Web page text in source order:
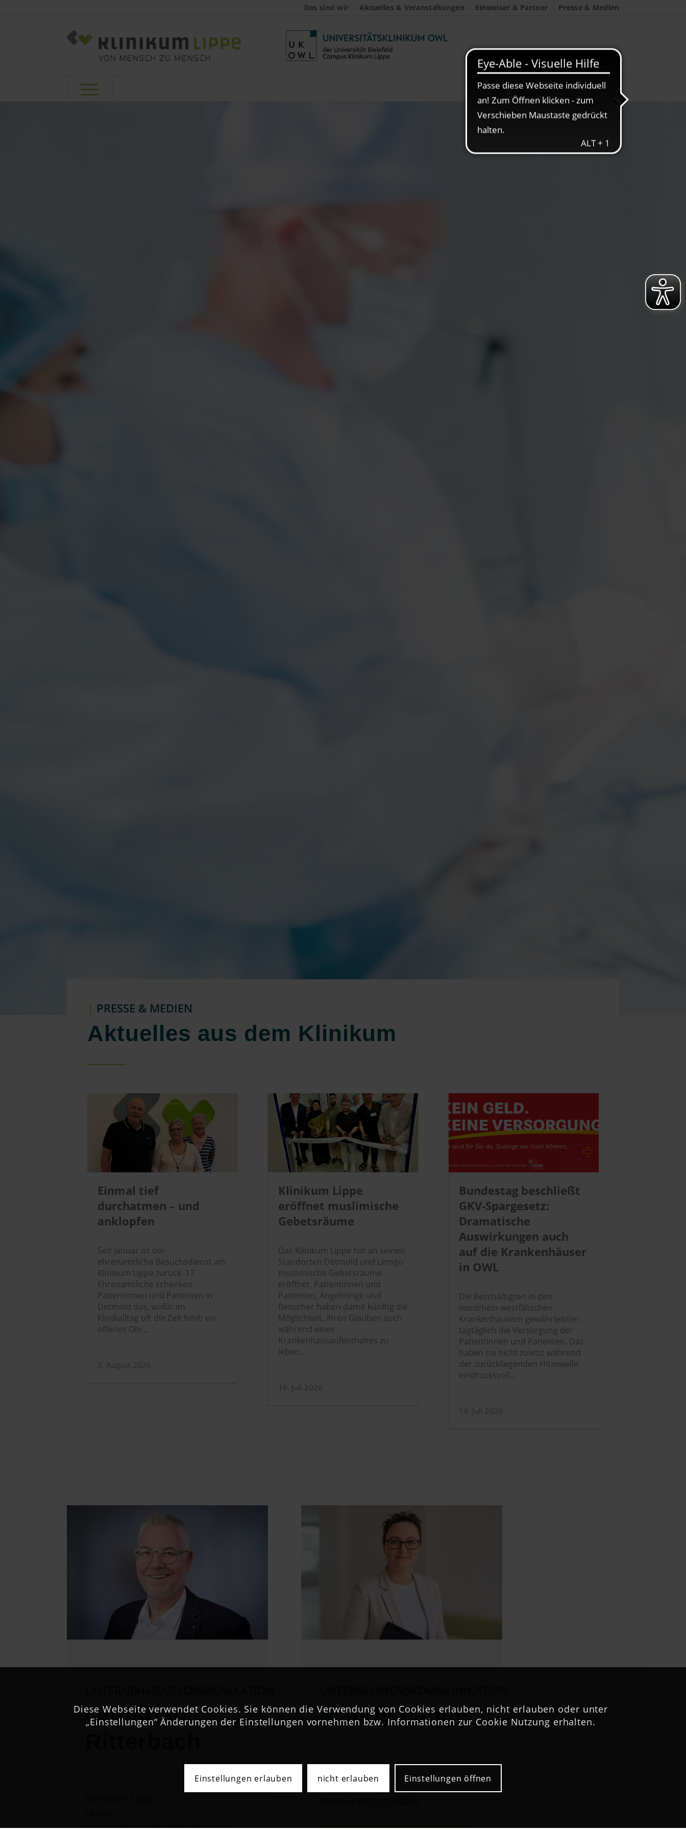
Das sind wir Aktuelles & Veranstaltungen Einweiser & Partner Presse & Medien
| PRESSE & MEDIEN
Aktuelles aus dem Klinikum
Einmal tief
durchatmen – und
anklopfen
Seit Januar ist der
ehrenamtliche Besuchsdienst am
Klinikum Lippe zurück. 17
Ehrenamtliche schenken
Patientinnen und Patienten in
Detmold das, wofür im
Klinikalltag oft die Zeit fehlt: ein
offenes Ohr...
3. August 2026
Klinikum Lippe
eröffnet muslimische
Gebetsräume
Das Klinikum Lippe hat an seinen
Standorten Detmold und Lemgo
muslimische Gebetsräume
eröffnet. Patientinnen und
Patienten, Angehörige und
Besucher haben damit künftig die
Möglichkeit, ihren Glauben auch
während eines
Krankenhausaufenthaltes zu
leben...
16. Juli 2026
Bundestag beschließt
GKV-Spargesetz:
Dramatische
Auswirkungen auch
auf die Krankenhäuser
in OWL
Die Beschäftigten in den
nordrhein-westfälischen
Krankenhäusern gewährleisten
tagtäglich die Versorgung der
Patientinnen und Patienten. Das
haben sie nicht zuletzt während
der zurückliegenden Hitzewelle
eindrucksvoll...
14. Juli 2026
Christian
Mandy Lange
Klinikum Lippe
Diese Webseite verwendet Cookies. Sie können die Verwendung von Cookies erlauben, nicht erlauben oder unter
„Einstellungen“ Änderungen der Einstellungen vornehmen bzw. Informationen zur Cookie Nutzung erhalten.
Einstellungen erlauben nicht erlauben Einstellungen öffnen